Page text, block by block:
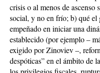
crisis o al menos de
social, y no en frío; b) qué el
empeñado en iniciar una
establecido (por ejemplo –
exigido por Zinoviev –,
despóticas” en el ámbito de